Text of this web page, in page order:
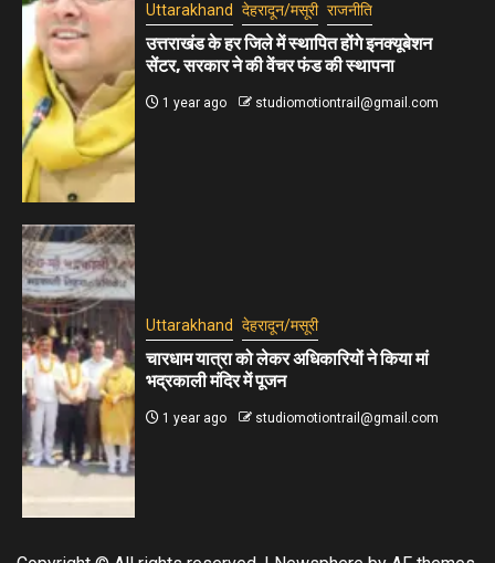
Uttarakhand देहरादून/मसूरी राजनीति
उत्तराखंड के हर जिले में स्थापित होंगे इनक्यूबेशन
सेंटर, सरकार ने की वेंचर फंड की स्थापना
1 year ago studiomotiontrail@gmail.com
Uttarakhand देहरादून/मसूरी
चारधाम यात्रा को लेकर अधिकारियों ने किया मां
भद्रकाली मंदिर में पूजन
1 year ago studiomotiontrail@gmail.com